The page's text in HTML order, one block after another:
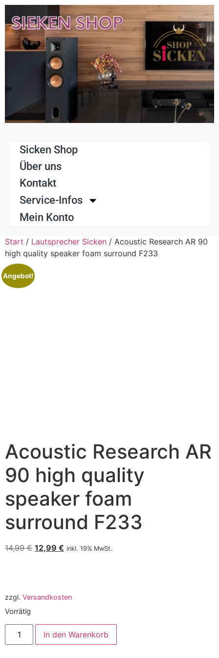
Sicken Shop
Über uns
Kontakt
Service-Infos
Mein Konto
Start / Lautsprecher Sicken / Acoustic Research AR 90
high quality speaker foam surround F233
Angebot!
Acoustic Research AR
90 high quality
speaker foam
surround F233
14,99€ 12,99 € inkl. 19% MwSt.
zzgl. Versandkosten
Vorrätig
In den Warenkorb